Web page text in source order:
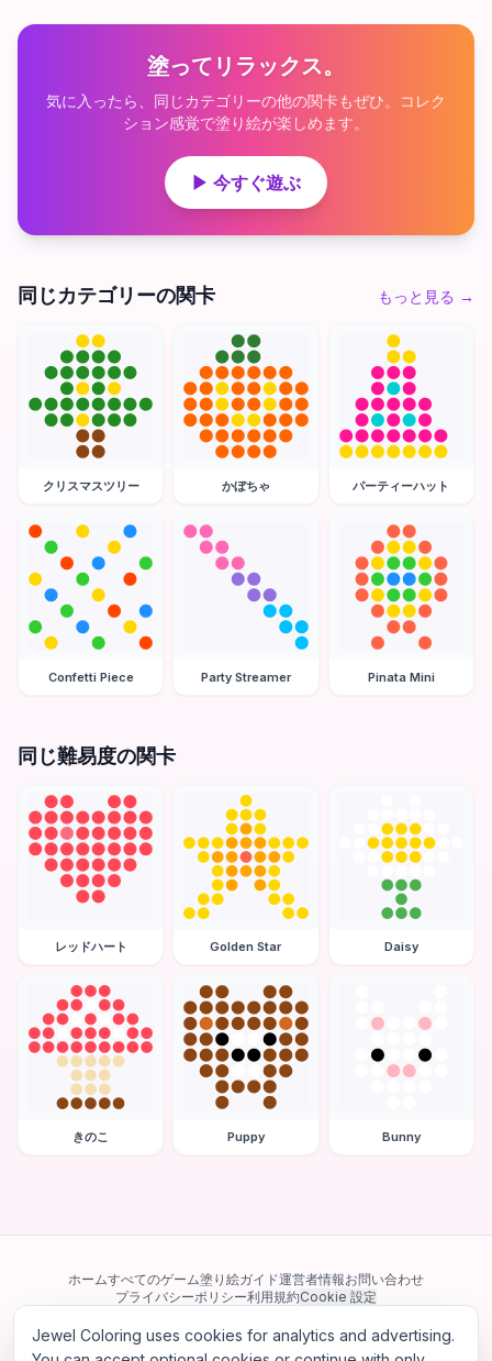
塗ってリラックス。
気に入ったら、同じカテゴリーの他の関卡もぜひ。コレク
ション感覚で塗り絵が楽しめます。
▶ 今すぐ遊ぶ
同じカテゴリーの関卡 もっと見る →
クリスマスツリー かぼちゃ パーティーハット
Confetti Piece Party Streamer Pinata Mini
同じ難易度の関卡
レッドハート Golden Star Daisy
きのこ Puppy Bunny
ホームすべてのゲーム塗り絵ガイド運営者情報お問い合わせ
プライバシーポリシー利用規約Cookie 設定
当サイトは Google AdSense を含む第三者広告ネットワークを利用してい
ます。一部のサードパーティ Cookie を使用してパーソナライズ広告を配信
Jewel Coloring uses cookies for analytics and advertising.